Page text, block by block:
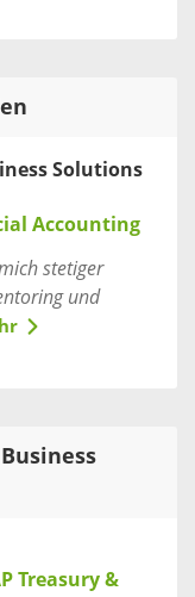
Solutions
Accounting
stetiger
und
Treasury &